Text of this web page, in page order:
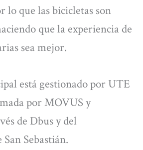
lo que las bicicletas son
que la experiencia de
sea mejor.
está gestionado por UTE
por MOVUS y
de Dbus y del
Sebastián.